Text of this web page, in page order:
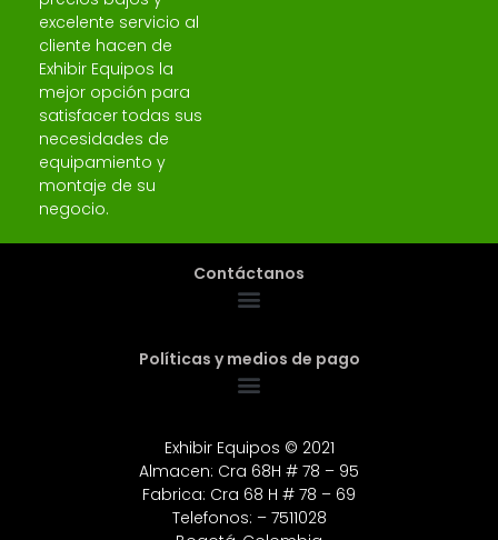
excelente servicio al
cliente hacen de
Exhibir Equipos la
mejor opción para
satisfacer todas sus
necesidades de
equipamiento y
montaje de su
negocio.
Contáctanos
Políticas y medios de pago
Exhibir Equipos © 2021
Almacen: Cra 68H # 78 – 95
Fabrica: Cra 68 H # 78 – 69
Telefonos: – 7511028